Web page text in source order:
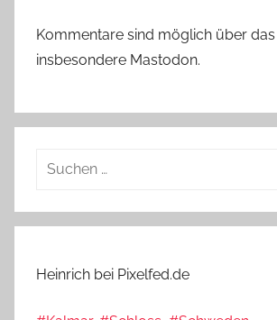
Kommentare sind möglich über das
insbesondere Mastodon.
Suchen
Heinrich bei Pixelfed.de